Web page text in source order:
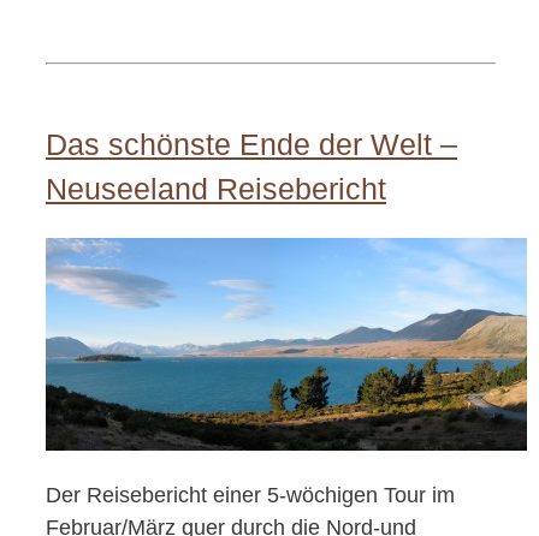
Das schönste Ende der Welt –
Neuseeland Reisebericht
Der Reisebericht einer 5-wöchigen Tour im
Februar/März quer durch die Nord-und